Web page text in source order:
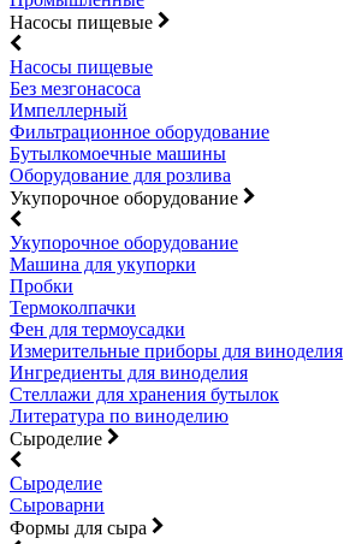
Насосы пищевые
Насосы пищевые
Без мезгонасоса
Импеллерный
Фильтрационное оборудование
Бутылкомоечные машины
Оборудование для розлива
Укупорочное оборудование
Укупорочное оборудование
Машина для укупорки
Пробки
Термоколпачки
Фен для термоусадки
Измерительные приборы для виноделия
Ингредиенты для виноделия
Стеллажи для хранения бутылок
Литература по виноделию
Сыроделие
Сыроделие
Сыроварни
Формы для сыра